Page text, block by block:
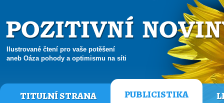
Ilustrované čtení pro vaše potěšení
aneb Oáza pohody a optimismu na síti
TITULNÍ STRANA PUBLICISTIKA